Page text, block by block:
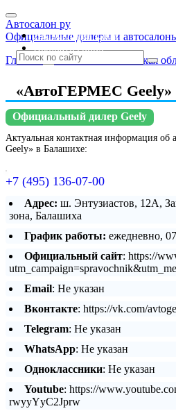
Автосалон ру
Официальные дилеры и
Автосалоны Lada
Выбрать город
Главная » Москва и Московская
«АвтоГЕРМЕС Geely»
Официальный дилер Geely
Актуальная контактная информация
Geely» в Балашихе:
+7 (495) 136-07-00
Адрес: ш. Энтузиастов, 12А,
зона, Балашиха
График работы: ежедневно,
Официальный сайт: https://
Email: Не указан
Вконтакте: https://vk.com/
Telegram: Не указан
WhatsApp: Не указан
Одноклассники: Не указан
Youtube: https://
rwyyYyC2Jprw